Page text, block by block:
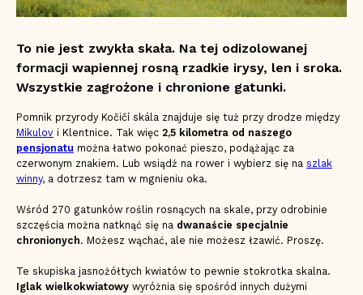
To nie jest zwykła skała. Na tej odizolowanej
formacji wapiennej rosną rzadkie irysy, len i sroka.
Wszystkie zagrożone i chronione gatunki.
Pomnik przyrody Kočičí skála znajduje się tuż przy drodze między
Mikulov i Klentnice. Tak więc 2,5 kilometra od naszego
pensjonatu można łatwo pokonać pieszo, podążając za
czerwonym znakiem. Lub wsiądź na rower i wybierz się na szlak
winny, a dotrzesz tam w mgnieniu oka.
Wśród 270 gatunków roślin rosnących na skale, przy odrobinie
szczęścia można natknąć się na dwanaście specjalnie
chronionych. Możesz wąchać, ale nie możesz łzawić. Proszę.
Te skupiska jasnożółtych kwiatów to pewnie stokrotka skalna.
Iglak wielkokwiatowy wyróżnia się spośród innych dużymi